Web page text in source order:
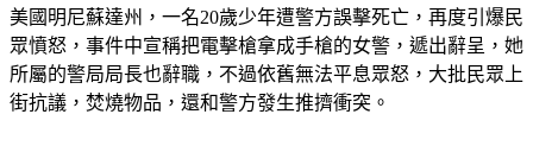
眾憤怒，事件中宣稱把電擊槍拿成手槍的女警，遞出辭呈，她
所屬的警局局長也辭職，不過依舊無法平息眾怒，大批民眾上
街抗議，焚燒物品，還和警方發生推擠衝突。